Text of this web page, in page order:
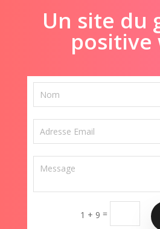
Un site du
positive
1 + 9 =